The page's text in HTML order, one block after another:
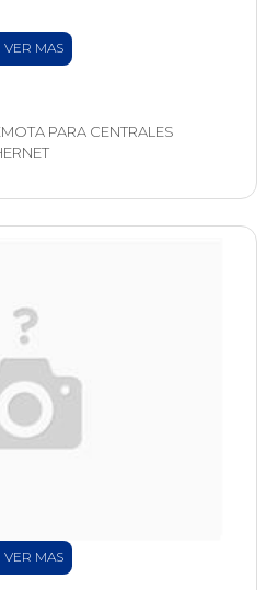
VER MAS
PARA CENTRALES
VER MAS